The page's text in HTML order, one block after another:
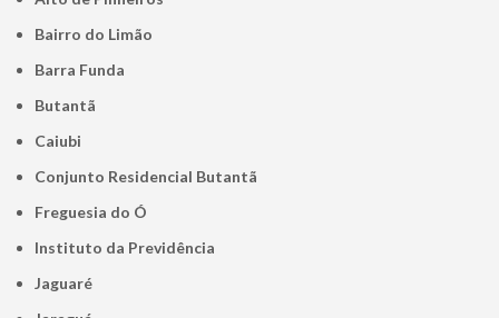
Bairro do Limão
Barra Funda
Butantã
Caiubi
Conjunto Residencial Butantã
Freguesia do Ó
Instituto da Previdência
Jaguaré